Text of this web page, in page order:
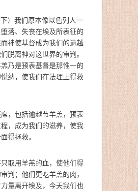
）我们原本像以色列人一
落、失丧在埃及所表征的
神使基督成为我们的逾越
脱离神对这世界的审判。
乃是预表基督是那惟一的
纳，使我们在法理上得救
，包括逾越节羊羔，预表
，成为我们的滋养，使我
得拯救。
取用羊羔的血，使他们得
判；他们更吃羊羔的肉，
量离开埃及，今天我们也